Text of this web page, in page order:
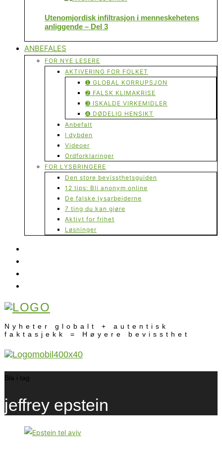
Utenomjordisk infiltrasjon i menneskehetens
anliggende – Del 3
ANBEFALES
FOR NYE LESERE
AKTIVERING FOR FOLKET
➊ GLOBAL KORRUPSJON
➋ FALSK KLIMAKRISE
➌ ISKALDE VIRKEMIDLER
➍ DØDELIG HENSIKT
Anbefalt
I dybden
Videoer
Ordforklaringer
FOR LYSBRINGERE
Den store bevissthetsguiden
12 tips: Bli anonym online
De falske lysarbeiderne
7 ting du kan gjøre
Aktivt for frihet
Løsninger
Nyheter globalt + autentisk
faktasjekk = Høyere bevissthet
Bla i tag
jeffrey epstein